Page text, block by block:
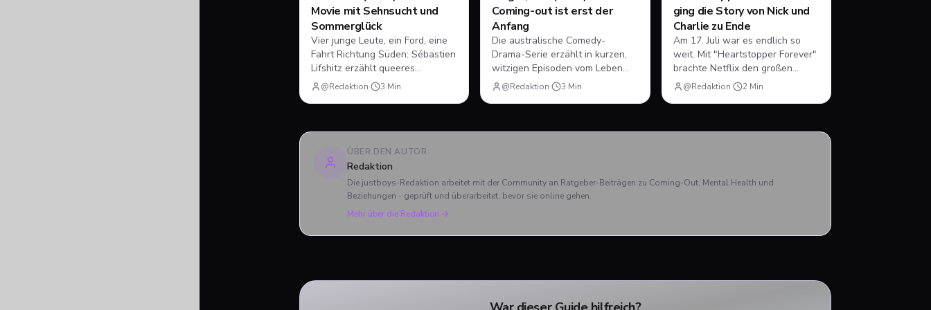
Movie mit Sehnsucht und
Sommerglück
Vier junge Leute, ein Ford, eine
Fahrt Richtung Süden: Sébastien
Lifshitz erzählt queeres
Begehren als Roadtrip durch
Frankreich. Atmosphärisch stark,
@Redaktion· 3 Min
Coming-out ist erst der
Anfang
Die australische Comedy-
Drama-Serie erzählt in kurzen,
witzigen Episoden vom Leben
des jungen Adam, der nach
seinem Coming-out und dem
@Redaktion· 3 Min
ging die Story von Nick und
Charlie zu Ende
Am 17. Juli war es endlich so
weit. Mit "Heartstopper Forever"
brachte Netflix den großen
Abschluss der gefeierten
queeren Coming-of-Age-Serie
und was das große Finale zu
@Redaktion· 2Min
ÜBER DEN AUTOR
Redaktion
Die justboys-Redaktion arbeitet mit der Community an Ratgeber-Beiträgen zu Coming-Out, Mental Health und
Beziehungen - geprüft und überarbeitet, bevor sie online gehen.
Mehr über die Redaktion →